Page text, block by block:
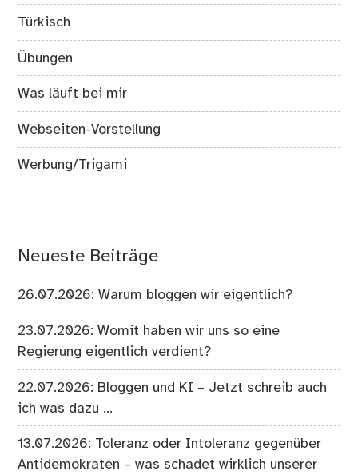
Türkisch
Übungen
Was läuft bei mir
Webseiten-Vorstellung
Werbung/Trigami
Neueste Beiträge
26.07.2026: Warum bloggen wir eigentlich?
23.07.2026: Womit haben wir uns so eine
Regierung eigentlich verdient?
22.07.2026: Bloggen und KI – Jetzt schreib auch
ich was dazu …
13.07.2026: Toleranz oder Intoleranz gegenüber
Antidemokraten – was schadet wirklich unserer